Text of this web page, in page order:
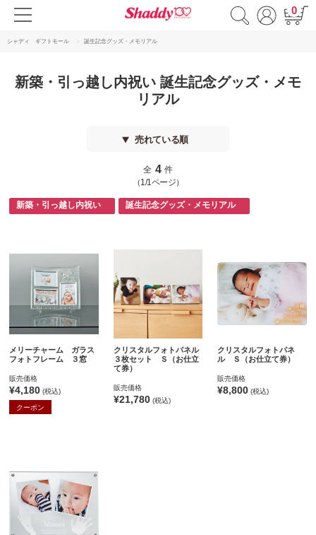
0
シャディ ギフトモール 誕生記念グッズ・メモリアル
新築・引っ越し内祝い 誕生記念グッズ・メモ
リアル
売れている順
全 4 件
（1/1ページ）
新築・引っ越し内祝い 誕生記念グッズ・メモリアル
メリーチャーム ガラス
フォトフレーム ３窓
販売価格
¥4,180 (税込)
クーポン
クリスタルフォトパネル
３枚セット Ｓ（お仕立
て券）
販売価格
¥21,780(税込)
クリスタルフォトパネ
ル Ｓ（お仕立て券）
販売価格
¥8,800 (税込)